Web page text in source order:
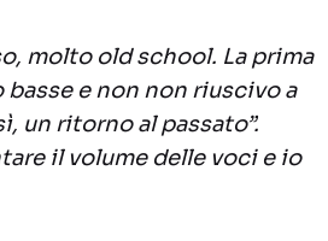
molto old school. La prima
e non non riuscivo a
un ritorno al passato”.
il volume delle voci e io